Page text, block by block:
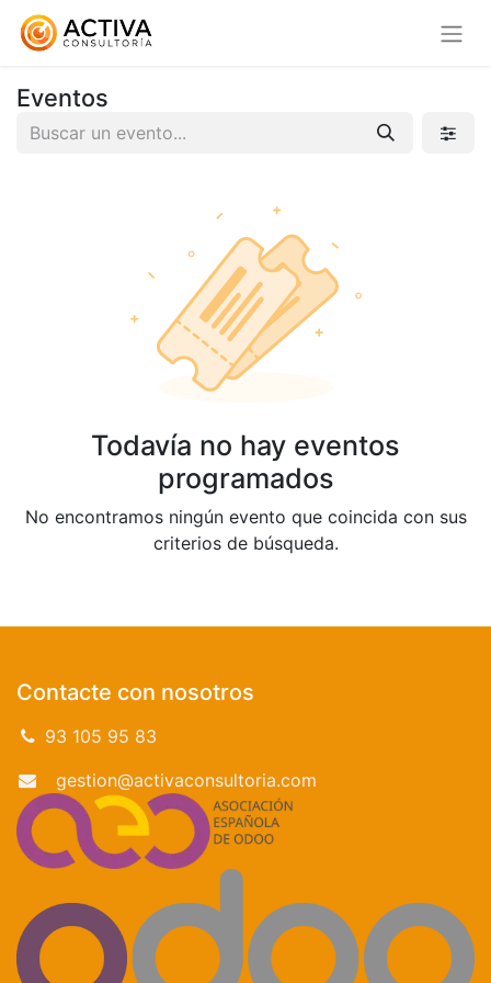
Eventos
Todavía no hay eventos
programados
No encontramos ningún evento que coincida con sus
criterios de búsqueda.
Contacte con nosotros
93 105 95 83
gestion@activaconsultoria.com